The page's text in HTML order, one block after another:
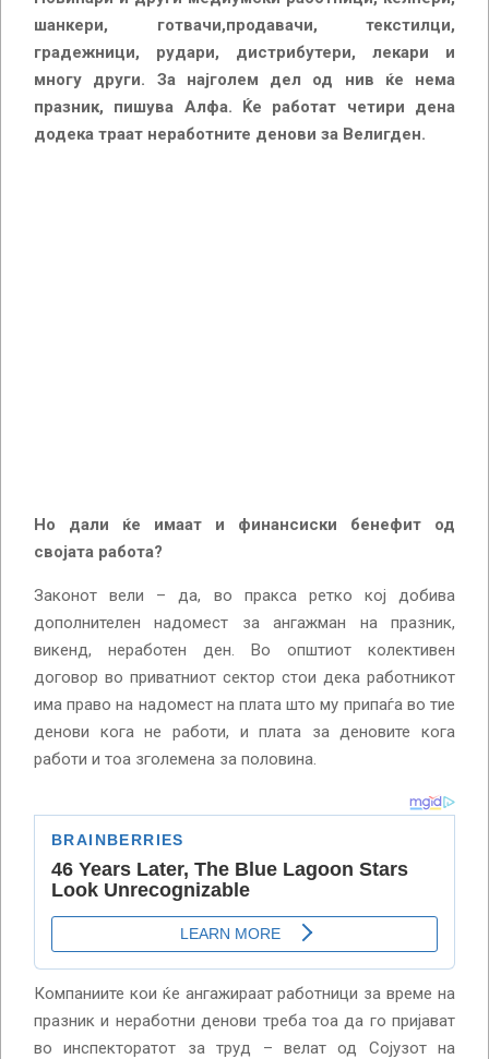
шанкери, готвачи,продавачи, текстилци,
градежници, рудари, дистрибутери, лекари и
многу други. За најголем дел од нив ќе нема
празник, пишува Алфа. Ќе работат четири дена
додека траат неработните денови за Велигден.
Но дали ќе имаат и финансиски бенефит од
својата работа?
Законот вели – да, во пракса ретко кој добива
дополнителен надомест за ангажман на празник,
викенд, неработен ден. Во општиот колективен
договор во приватниот сектор стои дека работникот
има право на надомест на плата што му припаѓа во тие
денови кога не работи, и плата за деновите кога
работи и тоа зголемена за половина.
Компаниите кои ќе ангажираат работници за време на
празник и неработни денови треба тоа да го пријават
во инспекторатот за труд – велат од Сојузот на